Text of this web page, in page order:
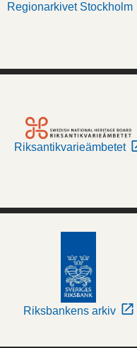
Regionarkivet Stockholm
Riksantikvarieämbetet
Riksbankens arkiv